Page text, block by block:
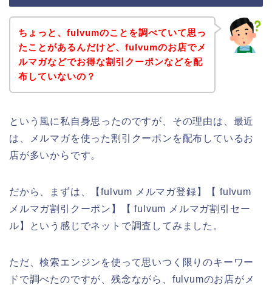
ちょっと、fulvumのことを調べていて思っ
たことがあるんだけど、fulvumのお店でメ
ルマガなどでお得な割引クーポンなどを配
布していないの？
という風に私自身思ったのですが、その理由は、最近
は、メルマガを使った割引クーポンを配布しているお
店が多いからです。
だから、まずは、【fulvum メルマガ登録】【 fulvum
メルマガ割引クーポン】【 fulvum メルマガ割引セー
ル】という感じでネットで調査してみました。
ただ、検索エンジンを使って思いつく限りのキーワー
ドで調べたのですが、残念ながら、fulvumのお店がメ